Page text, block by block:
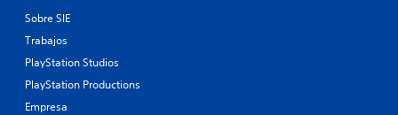
Sobre SIE
Trabajos
PlayStation Studios
PlayStation Productions
Empresa